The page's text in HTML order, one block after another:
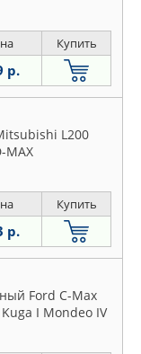
Купить
р.
L200
MAX
Купить
р.
Ford C-Max
I Mondeo IV